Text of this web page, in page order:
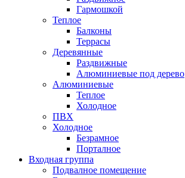
Гармошкой
Теплое
Балконы
Террасы
Деревянные
Раздвижные
Алюминиевые под дерево
Алюминиевые
Теплое
Холодное
ПВХ
Холодное
Безрамное
Порталное
Входная группа
Подвалное помещение